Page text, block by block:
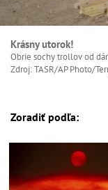
Krásny utorok!
Obrie sochy trollov od
Zdroj: TASR/AP Photo/
Zoradiť podľa: